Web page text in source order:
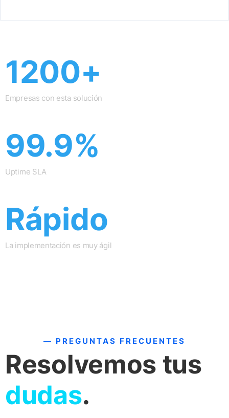
1200+
Empresas con esta solución
99.9%
Uptime SLA
Rápido
La implementación es muy ágil
— PREGUNTAS FRECUENTES
Resolvemos tus
dudas.